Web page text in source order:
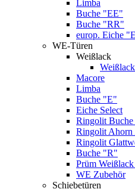
Limba
Buche "EE"
Buche "RR"
europ. Eiche
WE-Türen
Weißlack
Macore
Limba
Buche "E"
Eiche Select
Ringolit Buche
Ringolit Ahorn
Ringolit
Buche "R"
Prüm
WE Zubehör
Schiebetüren